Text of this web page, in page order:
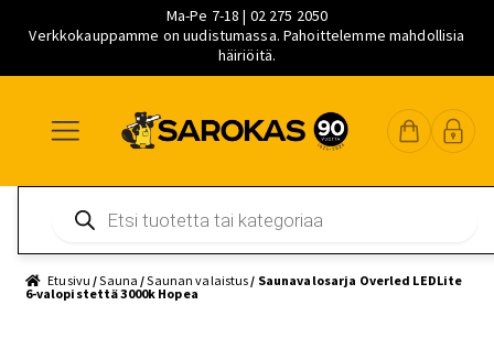
Ma-Pe 7-18 | 02 275 2050
Verkkokauppamme on uudistumassa. Pahoittelemme mahdollisia
häiriöitä.
navigointiin
sisältöön
pääsisältöön
search
Etusivu /Sauna /Saunan valaistus / Saunavalosarja Overled LEDLite
6-valopistettä 3000k Hopea